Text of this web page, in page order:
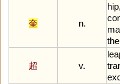
奎 n.
hip,
the
超 v.